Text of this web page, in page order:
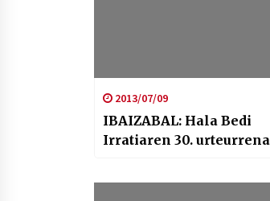
2013/07/09
IBAIZABAL: Hala Bedi
Irratiaren 30. urteurrena